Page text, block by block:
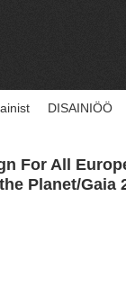
DISAINIÖÖ
For All
Planet/Gaia